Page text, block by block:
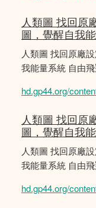
人類圖 找回原
圖，覺醒自我
人類圖 找回原廠
我能量系統 自由飛
hd.gp44.org/
人類圖 找回原
圖，覺醒自我
人類圖 找回原廠
我能量系統 自由飛
hd.gp44.org/